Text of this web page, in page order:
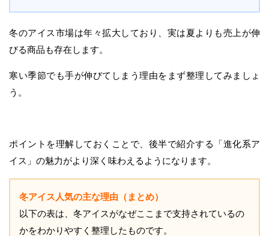
冬のアイス市場は年々拡大しており、実は夏よりも売上が伸
びる商品も存在します。
寒い季節でも手が伸びてしまう理由をまず整理してみましょ
う。
ポイントを理解しておくことで、後半で紹介する「進化系ア
イス」の魅力がより深く味わえるようになります。
冬アイス人気の主な理由（まとめ）
以下の表は、冬アイスがなぜここまで支持されているの
かをわかりやすく整理したものです。